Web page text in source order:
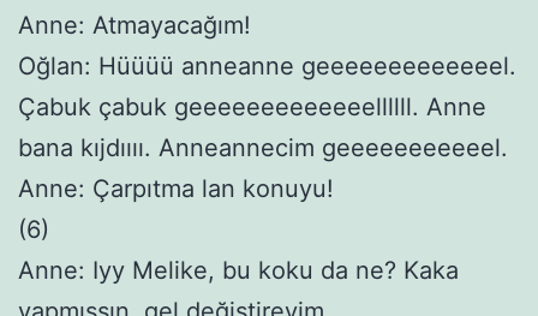
Anne: Atmayacağım!
Oğlan: Hüüüü anneanne geeeeeeeeeeeeel.
Çabuk çabuk geeeeeeeeeeeeellllll. Anne
bana kıjdıııı. Anneannecim geeeeeeeeeeel.
Anne: Çarpıtma lan konuyu!
(6)
Anne: Iyy Melike, bu koku da ne? Kaka